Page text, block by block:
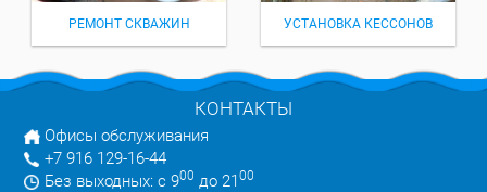
РЕМОНТ СКВАЖИН УСТАНОВКА КЕССОНОВ
КОНТАКТЫ
Офисы обслуживания
+7 916 129-16-44
Без выходных: с 900 до 21 00